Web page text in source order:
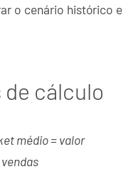
o cenário histórico e
cálculo
médio = valor